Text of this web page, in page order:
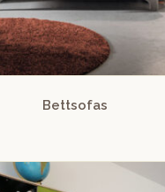
Bettsofas